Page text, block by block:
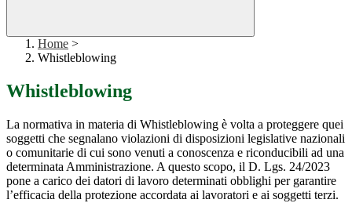
Home >
Whistleblowing
Whistleblowing
La normativa in materia di Whistleblowing è volta a proteggere quei
soggetti che segnalano violazioni di disposizioni legislative nazionali
o comunitarie di cui sono venuti a conoscenza e riconducibili ad una
determinata Amministrazione. A questo scopo, il D. Lgs. 24/2023
pone a carico dei datori di lavoro determinati obblighi per garantire
l’efficacia della protezione accordata ai lavoratori e ai soggetti terzi.